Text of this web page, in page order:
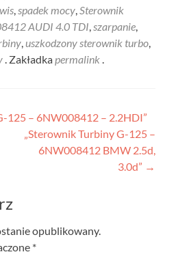
,spadek mocy,Sterownik
AUDI 4.0 TDI,szarpanie,
,uszkodzony sterownik turbo,
. Zakładkapermalink.
125 – 6NW008412 – 2.2HDI”
„Sterownik Turbiny G-125 –
6NW008412 BMW 2.5d,
3.0d” →
opublikowany.
*